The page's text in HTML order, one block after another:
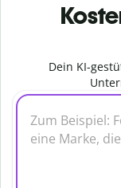
Dein KI-